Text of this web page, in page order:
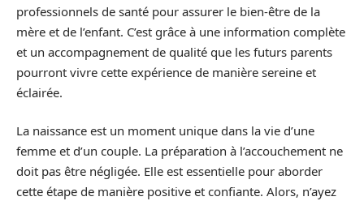
professionnels de santé pour assurer le bien-être de la
mère et de l’enfant. C’est grâce à une information complète
et un accompagnement de qualité que les futurs parents
pourront vivre cette expérience de manière sereine et
éclairée.
La naissance est un moment unique dans la vie d’une
femme et d’un couple. La préparation à l’accouchement ne
doit pas être négligée. Elle est essentielle pour aborder
cette étape de manière positive et confiante. Alors, n’ayez